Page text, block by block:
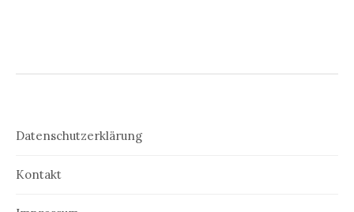
Datenschutzerklärung
Kontakt